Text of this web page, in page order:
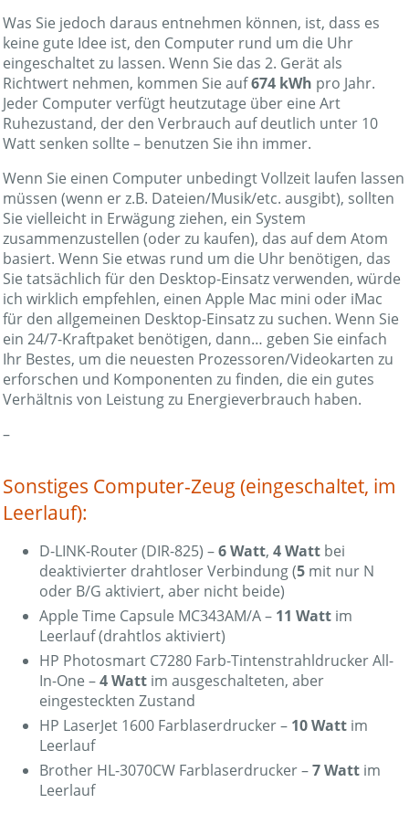
Was Sie jedoch daraus entnehmen können, ist, dass es
keine gute Idee ist, den Computer rund um die Uhr
eingeschaltet zu lassen. Wenn Sie das 2. Gerät als
Richtwert nehmen, kommen Sie auf674 kWh pro Jahr.
Jeder Computer verfügt heutzutage über eine Art
Ruhezustand, der den Verbrauch auf deutlich unter 10
Watt senken sollte – benutzen Sie ihn immer.
Wenn Sie einen Computer unbedingt Vollzeit laufen lassen
müssen (wenn er z.B. Dateien/Musik/etc. ausgibt), sollten
Sie vielleicht in Erwägung ziehen, ein System
zusammenzustellen (oder zu kaufen), das auf dem Atom
basiert. Wenn Sie etwas rund um die Uhr benötigen, das
Sie tatsächlich für den Desktop-Einsatz verwenden, würde
ich wirklich empfehlen, einen Apple Mac mini oder iMac
für den allgemeinen Desktop-Einsatz zu suchen. Wenn Sie
ein 24/7-Kraftpaket benötigen, dann… geben Sie einfach
Ihr Bestes, um die neuesten Prozessoren/Videokarten zu
erforschen und Komponenten zu finden, die ein gutes
Verhältnis von Leistung zu Energieverbrauch haben.
–
Sonstiges Computer-Zeug (eingeschaltet, im
Leerlauf):
D-LINK-Router (DIR-825) –6 Watt,4 Watt bei
deaktivierter drahtloser Verbindung (5 mit nur N
oder B/G aktiviert, aber nicht beide)
Apple Time Capsule MC343AM/A – 11 Watt im
Leerlauf (drahtlos aktiviert)
HP Photosmart C7280 Farb-Tintenstrahldrucker All-
In-One –4 Watt im ausgeschalteten, aber
eingesteckten Zustand
HP LaserJet 1600 Farblaserdrucker – 10 Watt im
Leerlauf
Brother HL-3070CW Farblaserdrucker –7 Watt im
Leerlauf